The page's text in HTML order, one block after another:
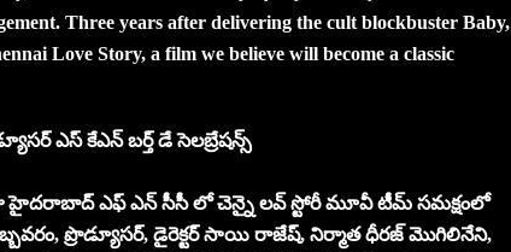
Three years after delivering the cult blockbuster Baby,
Love Story, a film we believe will become a classic
ఎస్ కేఎన్ బర్త్ డే సెలబ్రేషన్స్
హైదరాబాద్ ఎఫ్ ఎన్ సీసీ లో చెన్నై లవ్ స్టోరీ మూవీ టీమ్ సమక్షంలో
ప్రొడ్యూసర్, డైరెక్టర్ సాయి రాజేష్, నిర్మాత ధీరజ్ మొగిలినేని,